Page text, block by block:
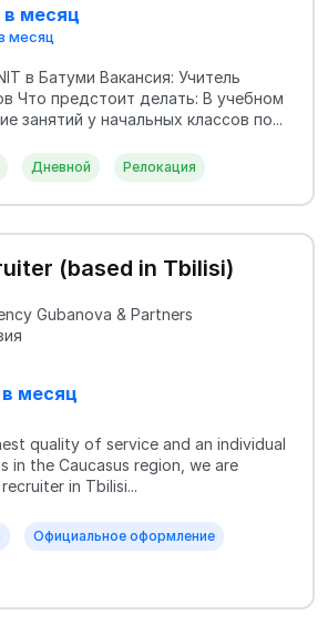
в месяц
месяц
в Батуми Вакансия: Учитель
Что предстоит делать: В учебном
занятий у начальных классов по...
Дневной Релокация
(based in Tbilisi)
Gubanova & Partners
месяц
quality of service and an individual
in the Caucasus region, we are
in Tbilisi...
Официальное оформление